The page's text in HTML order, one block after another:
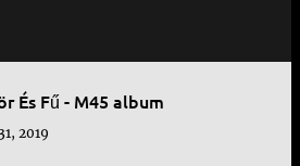
És Fű - M45 album
2019